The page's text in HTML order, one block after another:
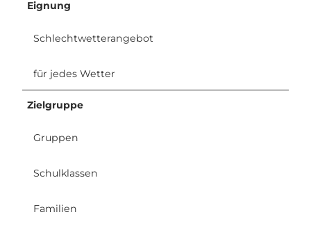
Eignung
Schlechtwetterangebot
für jedes Wetter
Zielgruppe
Gruppen
Schulklassen
Familien